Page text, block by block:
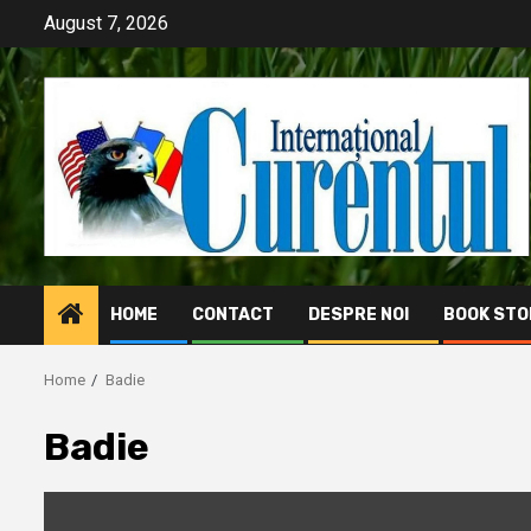
content
August 7, 2026
HOME CONTACT DESPRE NOI BOOK
Home Badie
Badie